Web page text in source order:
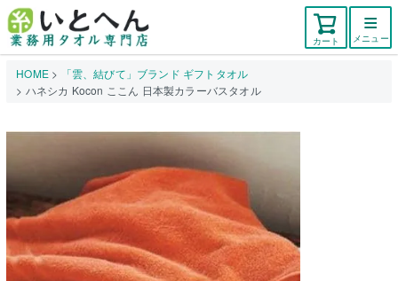
カート メニュー
HOME
「雲、結びて」ブランド ギフトタオル
ハネシカ Kocon ここん 日本製カラーバスタオル